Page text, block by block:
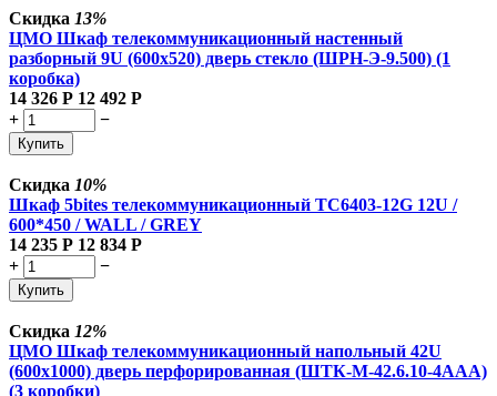
Скидка 13%
ЦМО Шкаф телекоммуникационный настенный
разборный 9U (600х520) дверь стекло (ШРН-Э-9.500) (1
коробка)
14 326 Р 12 492 Р
+
−
Купить
Скидка 10%
Шкаф 5bites телекоммуникационный TC6403-12G 12U /
600*450 / WALL / GREY
14 235 Р 12 834 Р
+
−
Купить
Скидка 12%
ЦМО Шкаф телекоммуникационный напольный 42U
(600x1000) дверь перфорированная (ШТК-М-42.6.10-4ААА)
(3 коробки)